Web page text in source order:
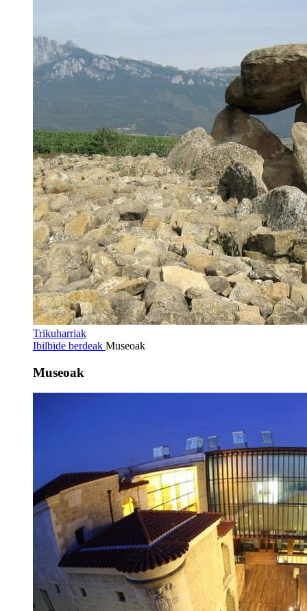
Trikuharriak
Ibilbide berdeak Museoak
Museoak